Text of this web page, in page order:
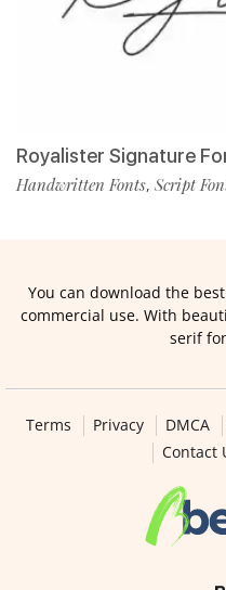
Royalister Signature
Handwritten Fonts, Script
You can download the
commercial use. With
serif
Terms Privacy DMCA
Contact